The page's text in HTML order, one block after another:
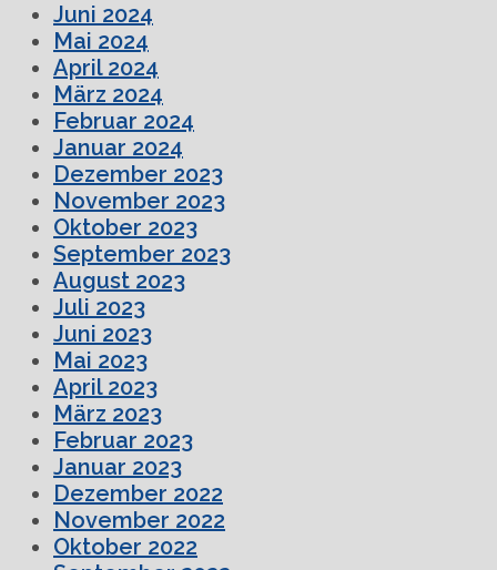
Juni 2024
Mai 2024
April 2024
März 2024
Februar 2024
Januar 2024
Dezember 2023
November 2023
Oktober 2023
September 2023
August 2023
Juli 2023
Juni 2023
Mai 2023
April 2023
März 2023
Februar 2023
Januar 2023
Dezember 2022
November 2022
Oktober 2022